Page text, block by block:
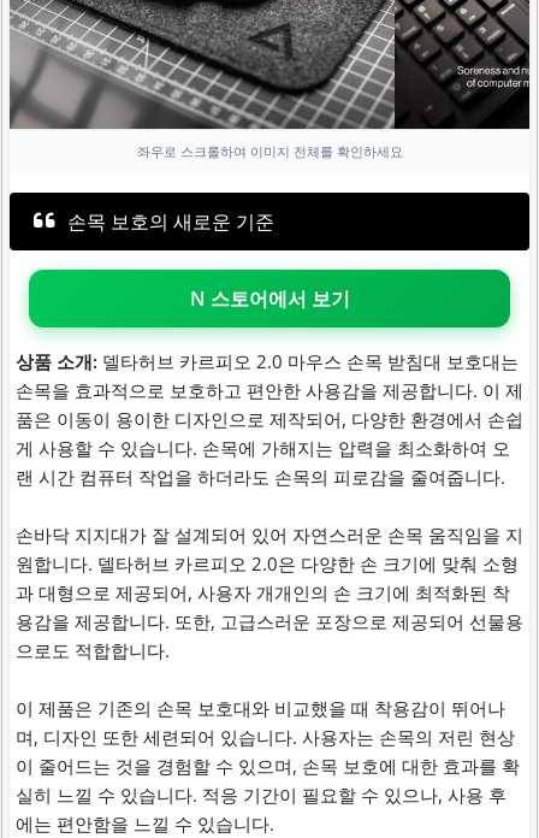
좌우로 스크롤하여 이미지 전체를 확인하세요
손목 보호의 새로운 기준
N 스토어에서 보기
상품 소개: 델타허브 카르피오 2.0 마우스 손목 받침대 보호대는
손목을 효과적으로 보호하고 편안한 사용감을 제공합니다. 이 제
품은 이동이 용이한 디자인으로 제작되어, 다양한 환경에서 손쉽
게 사용할 수 있습니다. 손목에 가해지는 압력을 최소화하여 오
랜 시간 컴퓨터 작업을 하더라도 손목의 피로감을 줄여줍니다.
손바닥 지지대가 잘 설계되어 있어 자연스러운 손목 움직임을 지
원합니다. 델타허브 카르피오 2.0은 다양한 손 크기에 맞춰 소형
과 대형으로 제공되어, 사용자 개개인의 손 크기에 최적화된 착
용감을 제공합니다. 또한, 고급스러운 포장으로 제공되어 선물용
으로도 적합합니다.
이 제품은 기존의 손목 보호대와 비교했을 때 착용감이 뛰어나
며, 디자인 또한 세련되어 있습니다. 사용자는 손목의 저린 현상
이 줄어드는 것을 경험할 수 있으며, 손목 보호에 대한 효과를 확
실히 느낄 수 있습니다. 적응 기간이 필요할 수 있으나, 사용 후
에는 편안함을 느낄 수 있습니다.